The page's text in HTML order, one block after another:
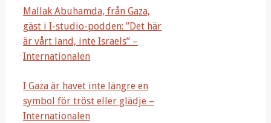
Mallak Abuhamda, från Gaza,
gäst i I-studio-podden: ”Det här
är vårt land, inte Israels” –
Internationalen
I Gaza är havet inte längre en
symbol för tröst eller glädje –
Internationalen